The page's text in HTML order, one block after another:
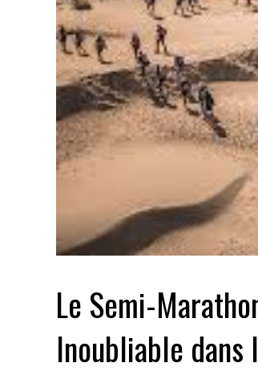
Le Semi-
Inoubliable dans